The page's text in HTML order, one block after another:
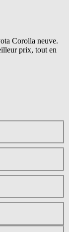
Corolla neuve.
prix, tout en